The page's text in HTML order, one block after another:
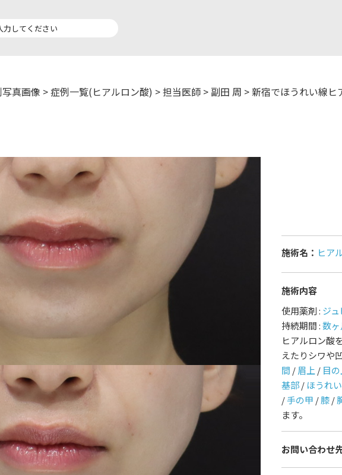
アートメイク症例一覧
クリニック一覧
医師一覧
看護師一覧
新着情報
お問い合わせ
ピ
真画像 >症例一覧(ヒアルロン酸) >担当医師 > 副田 周 >新宿でほうれい線ヒ
施術名： ヒア
施術内容
使用薬剤 : ジ
持続期間 :数ヶ
ヒアルロン酸
えたりシワや
間 /眉上 / 目
基部/ ほうれ
/手の甲 /膝/
ます。
お問い合わせ